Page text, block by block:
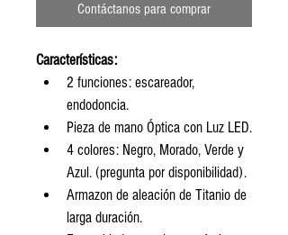
Contáctanos para comprar
Características:
2 funciones: escareador,
endodoncia.
Pieza de mano Óptica con Luz LED.
4 colores: Negro, Morado, Verde y
Azul. (pregunta por disponibilidad).
Armazon de aleación de Titanio de
larga duración.